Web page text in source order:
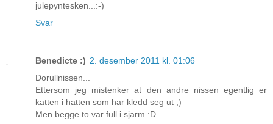
julepyntesken...:-)
Svar
Benedicte :) 2. desember 2011 kl. 01:06
Dorullnissen...
Ettersom jeg mistenker at den andre nissen egentlig er
katten i hatten som har kledd seg ut ;)
Men begge to var full i sjarm :D